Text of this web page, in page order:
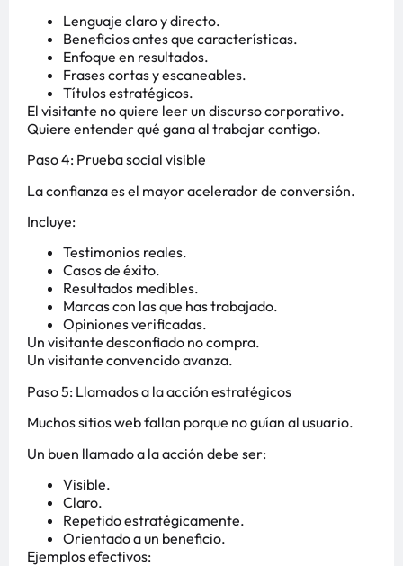
Lenguaje claro y directo.
Beneficios antes que características.
Enfoque en resultados.
Frases cortas y escaneables.
Títulos estratégicos.
El visitante no quiere leer un discurso corporativo.
Quiere entender qué gana al trabajar contigo.
Paso 4: Prueba social visible
La confianza es el mayor acelerador de conversión.
Incluye:
Testimonios reales.
Casos de éxito.
Resultados medibles.
Marcas con las que has trabajado.
Opiniones verificadas.
Un visitante desconfiado no compra.
Un visitante convencido avanza.
Paso 5: Llamados a la acción estratégicos
Muchos sitios web fallan porque no guían al usuario.
Un buen llamado a la acción debe ser:
Visible.
Claro.
Repetido estratégicamente.
Orientado a un beneficio.
Ejemplos efectivos: